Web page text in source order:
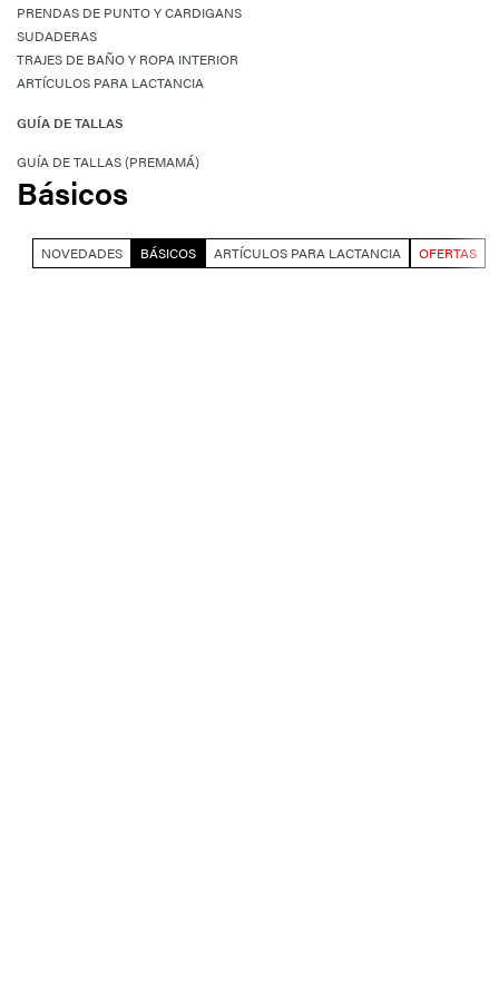
PRENDAS DE PUNTO Y CARDIGANS
SUDADERAS
TRAJES DE BAÑO Y ROPA INTERIOR
ARTÍCULOS PARA LACTANCIA
GUÍA DE TALLAS
GUÍA DE TALLAS (PREMAMÁ)
Básicos
NOVEDADES BÁSICOS ARTÍCULOS PARA LACTANCIA OFERTAS